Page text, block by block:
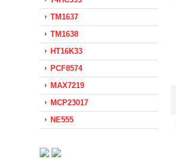
TM1637
TM1638
HT16K33
PCF8574
MAX7219
MCP23017
NE555